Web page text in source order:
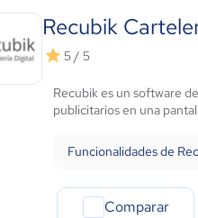
Moda y textiles
Recubik
5 / 5
Recubik es un software
publicitarios en una
Funcionalidades de
Comparar